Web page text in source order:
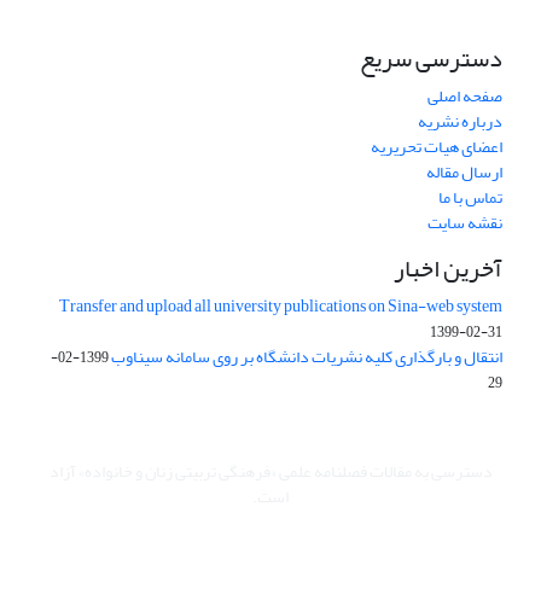
دسترسی سریع
صفحه اصلی
درباره نشریه
اعضای هیات تحریریه
ارسال مقاله
تماس با ما
نقشه سایت
آخرین اخبار
Transfer and upload all university publications on Sina-web system
1399-02-31
انتقال و بارگذاری کلیه نشریات دانشگاه بر روی سامانه سیناوب
1399-02-
29